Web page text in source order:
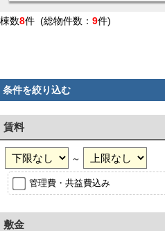
棟数8件 (総物件数： 9件)
条件を絞り込む
賃料
～
管理費・共益費込み
敷金